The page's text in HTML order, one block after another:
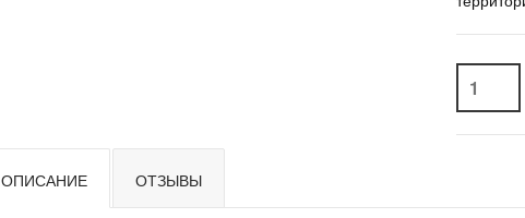
ОПИСАНИЕ ОТЗЫВЫ